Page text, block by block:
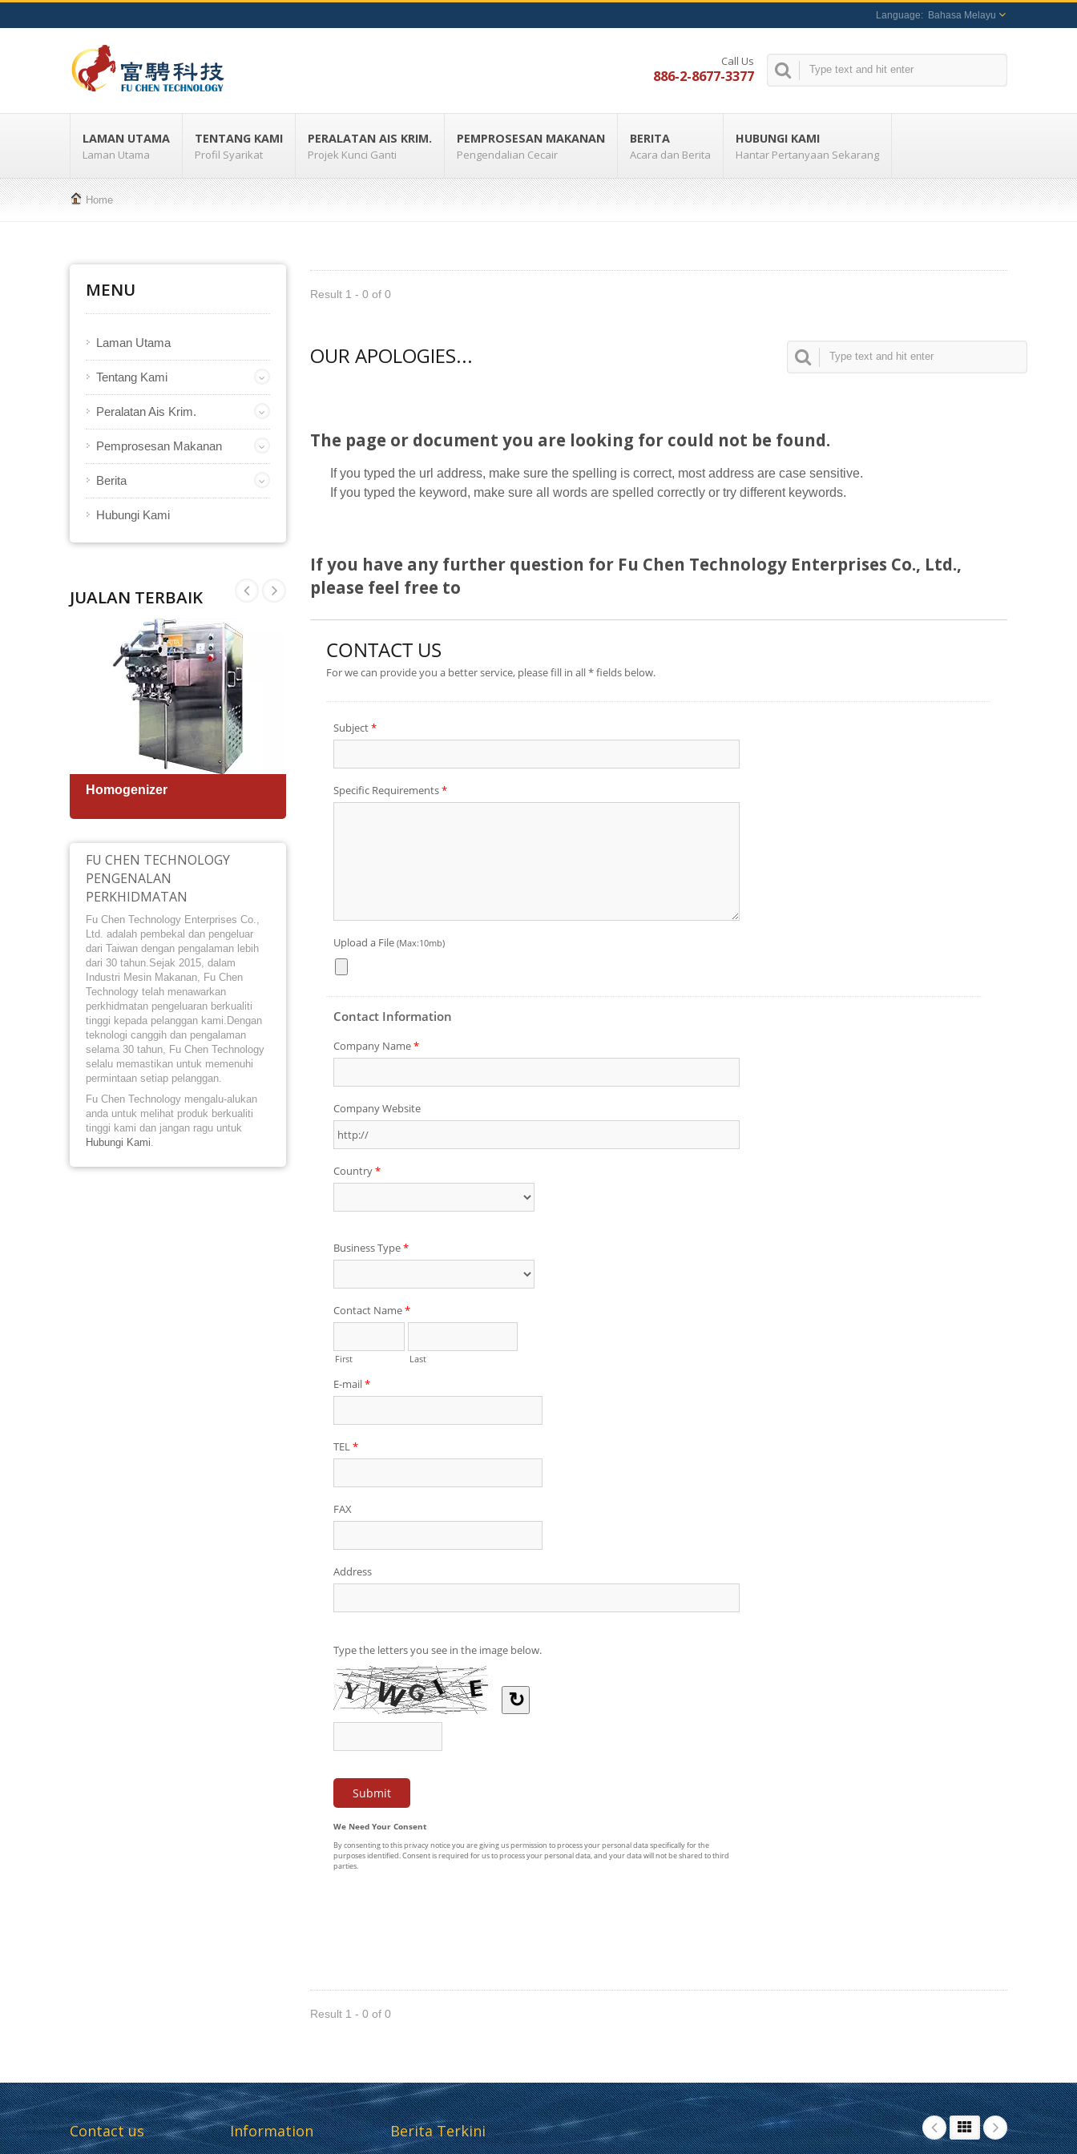
Bahasa Melayu
Call Us
886-2-8677-3377
LAMAN UTAMA
Laman Utama
TENTANG KAMI
Profil Syarikat
PERALATAN AIS KRIM.
Projek Kunci Ganti
PEMPROSESAN MAKANAN
Pengendalian Cecair
BERITA
Acara dan Berita
HUBUNGI KAMI
Hantar Pertanyaan Sekarang
Home
MENU
Laman Utama
Tentang Kami
Peralatan Ais Krim.
Pemprosesan Makanan
Berita
Hubungi Kami
JUALAN TERBAIK
Homogenizer
Pembeku Berterusan -
Automatik
FU CHEN TECHNOLOGY
PENGENALAN
PERKHIDMATAN
Fu Chen Technology Enterprises Co.,
Ltd. adalah pembekal dan pengeluar
dari Taiwan dengan pengalaman lebih
dari 30 tahun.Sejak 2015, dalam
Industri Mesin Makanan, Fu Chen
Technology telah menawarkan
perkhidmatan pengeluaran berkualiti
tinggi kepada pelanggan kami.Dengan
teknologi canggih dan pengalaman
selama 30 tahun, Fu Chen Technology
selalu memastikan untuk memenuhi
permintaan setiap pelanggan.
Fu Chen Technology mengalu-alukan
anda untuk melihat produk berkualiti
tinggi kami dan jangan ragu untuk
Hubungi Kami.
Result 1 - 0 of 0
OUR APOLOGIES...
The page or document you are looking for could not be found.
If you typed the url address, make sure the spelling is correct, most address are case sensitive.
If you typed the keyword, make sure all words are spelled correctly or try different keywords.
If you have any further question for Fu Chen Technology Enterprises Co., Ltd.,
please feel free to
Result 1 - 0 of 0
Contact us Information Berita Terkini